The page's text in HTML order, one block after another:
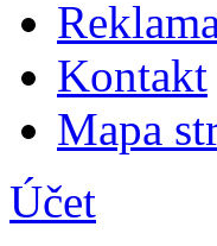
Kontakt
Mapa
Účet